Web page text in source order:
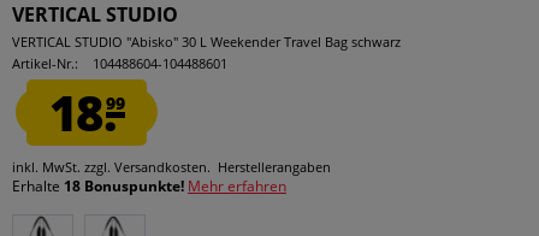
VERTICAL STUDIO
VERTICAL STUDIO "Abisko" 30 L Weekender Travel Bag schwarz
Artikel-Nr.:
104488604-104488601
18.99
inkl. MwSt. zzgl. Versandkosten. Herstellerangaben
Erhalte 18 Bonuspunkte! Mehr erfahren